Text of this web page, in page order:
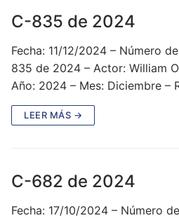
C-835 de 2024
Fecha: 11/12/2024 – Número
835 de 2024 – Actor: William
Año: 2024 – Mes: Diciembre –
LEER MÁS →
C-682 de 2024
Fecha: 17/10/2024 – Número